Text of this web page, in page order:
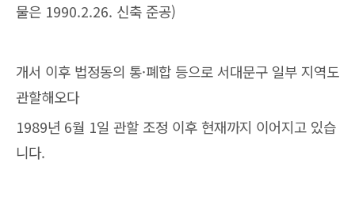
물은 1990.2.26. 신축 준공)
개서 이후 법정동의 통·폐합 등으로 서대문구 일부 지역도
관할해오다
1989년 6월 1일 관할 조정 이후 현재까지 이어지고 있습
니다.